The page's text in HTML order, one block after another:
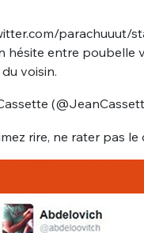
parachuuut/
hésite entre poubelle
voisin.
rire, ne rater pas